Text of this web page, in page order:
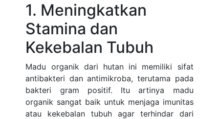
1. Meningkatkan
Stamina dan
Kekebalan Tubuh
Madu organik dari hutan ini memiliki sifat
antibakteri dan antimikroba, terutama pada
bakteri gram positif. Itu artinya madu
organik sangat baik untuk menjaga imunitas
atau kekebalan tubuh agar terhindar dari